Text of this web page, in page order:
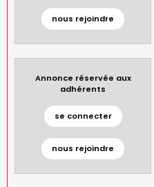
nous rejoindre
Annonce réservée aux
adhérents
se connecter
nous rejoindre